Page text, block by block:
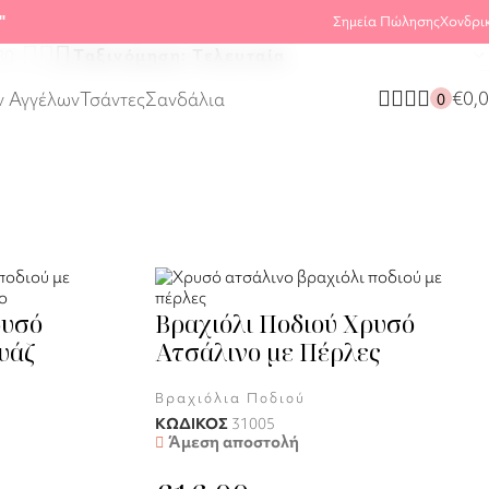
Σημεία Πώλησης
ΑγγέλωνΤσάντεςΣανδάλια 0 €
Προβάλλονται όλα - 12 αποτελέσματα
Βραχιόλι Ποδιού Χρυσό
Ατσάλινο με Πέρλες
Βραχιόλια Ποδιού
ΚΩΔΙΚΟΣ 31005
Άμεση αποστολή